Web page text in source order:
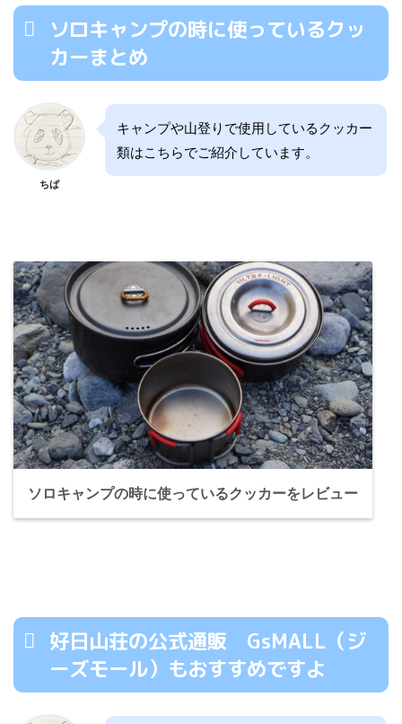
ソロキャンプの時に使っているクッ
カーまとめ
ちば
キャンプや山登りで使用しているクッカー
類はこちらでご紹介しています。
ソロキャンプの時に使っているクッカーをレビュー
好日山荘の公式通販 GsMALL（ジ
ーズモール）もおすすめですよ